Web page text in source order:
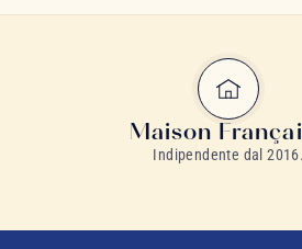
Maison
Indipendente dal 2016.